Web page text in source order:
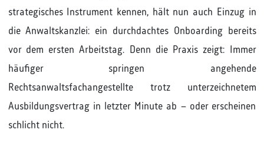
strategisches Instrument kennen, hält nun auch Einzug in
die Anwaltskanzlei: ein durchdachtes Onboarding bereits
vor dem ersten Arbeitstag. Denn die Praxis zeigt: Immer
häufiger springen angehende
Rechtsanwaltsfachangestellte trotz unterzeichnetem
Ausbildungsvertrag in letzter Minute ab – oder erscheinen
schlicht nicht.